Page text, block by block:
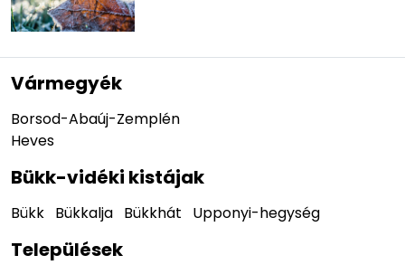
Vármegyék
Borsod-Abaúj-Zemplén
Heves
Bükk-vidéki kistájak
Bükk Bükkalja Bükkhát Upponyi-hegység
Települések